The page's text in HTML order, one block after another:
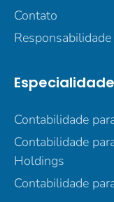
Contato
Contabilidade
Contabilidade
Holdings
Contabilidade